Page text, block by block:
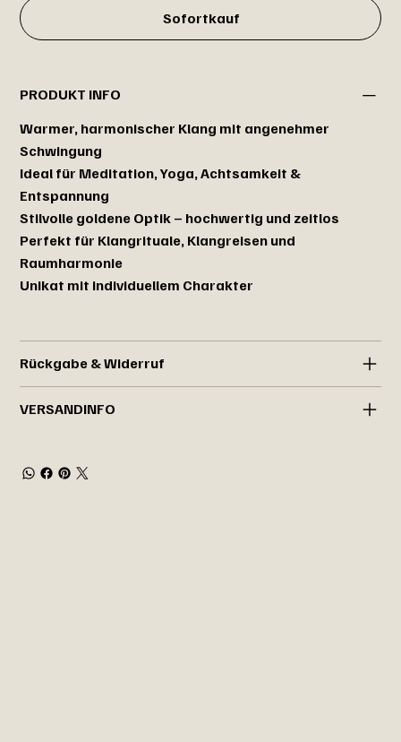
Sofortkauf
PRODUKT INFO
Warmer, harmonischer Klang mit angenehmer
Schwingung
Ideal für Meditation, Yoga, Achtsamkeit &
Entspannung
Stilvolle goldene Optik – hochwertig und zeitlos
Perfekt für Klangrituale, Klangreisen und
Raumharmonie
Unikat mit individuellem Charakter
Rückgabe & Widerruf
VERSANDINFO